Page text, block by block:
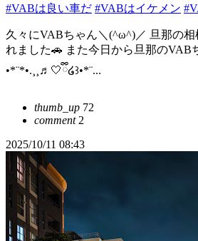
#VABは良い車だ #VABはイケメン
久々にVABちゃん＼(^ω^)／ 旦那の相
れました🚗 また今日から旦那のVAB
•*¨*•.¸¸♬︎🤍ྀི໒꒱•*¨...
thumb_up 72
comment2
2025/10/11 08:43